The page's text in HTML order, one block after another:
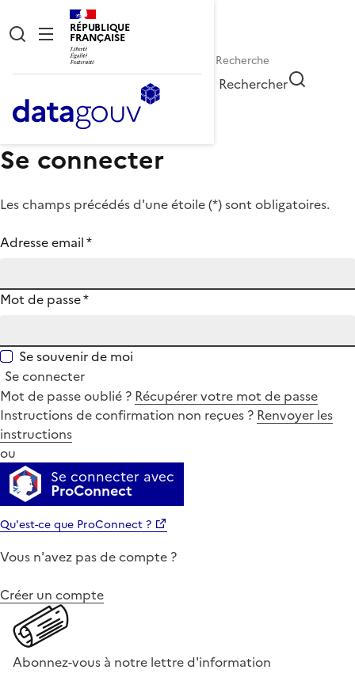
RÉPUBLIQUE
FRANÇAISE
Rechercher
Se connecter
Les champs précédés d'une étoile (*) sont obligatoires.
Adresse email*
Mot de passe*
Se souvenir de moi
Se connecter
Mot de passe oublié ? Récupérer votre mot de passe
Instructions de confirmation non reçues ? Renvoyer les
instructions
ou
Se connecter avec
ProConnect
Qu'est-ce que ProConnect ?
Vous n'avez pas de compte ?
Créer un compte
Abonnez-vous à notre lettre d'information